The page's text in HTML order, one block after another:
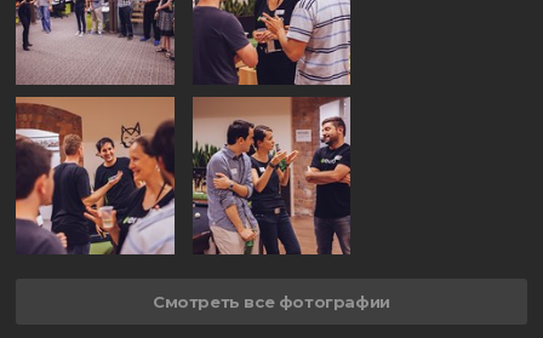
Смотреть все фотографии